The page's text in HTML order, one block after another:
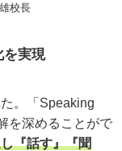
校長
を実現
。「Speaking
を深めることがで
『話す』『聞